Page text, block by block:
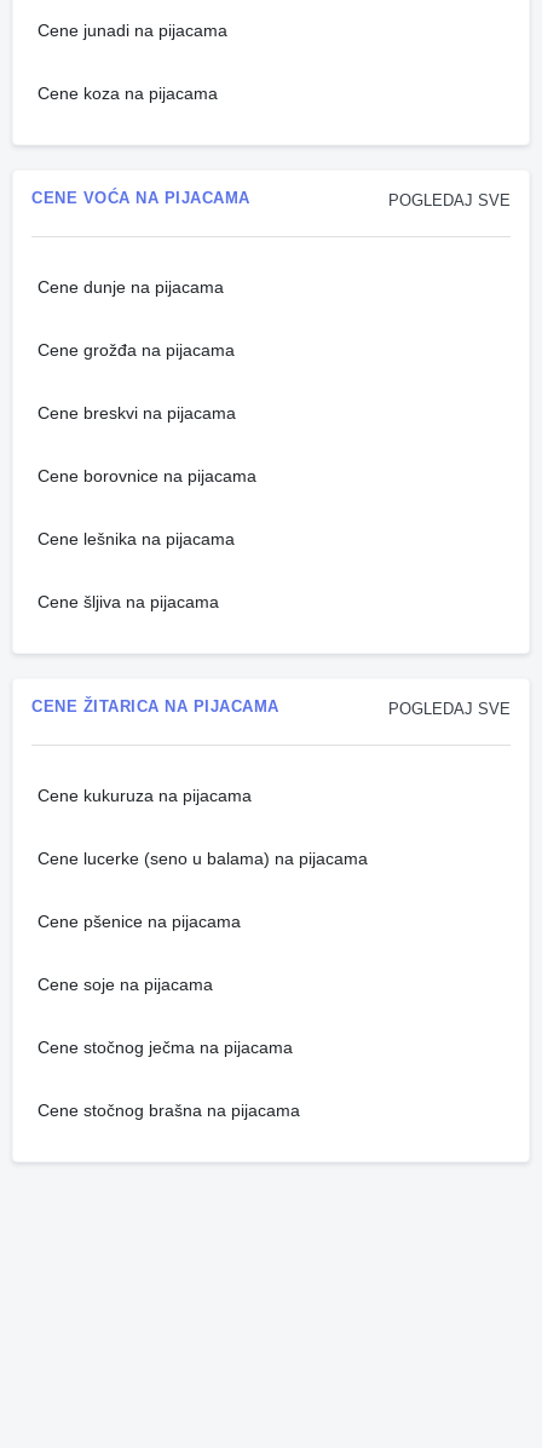
Cene junadi na pijacama
Cene koza na pijacama
POGLEDAJ SVE
CENE VOĆA NA PIJACAMA
Cene dunje na pijacama
Cene grožđa na pijacama
Cene breskvi na pijacama
Cene borovnice na pijacama
Cene lešnika na pijacama
Cene šljiva na pijacama
POGLEDAJ SVE
CENE ŽITARICA NA PIJACAMA
Cene kukuruza na pijacama
Cene lucerke (seno u balama) na pijacama
Cene pšenice na pijacama
Cene soje na pijacama
Cene stočnog ječma na pijacama
Cene stočnog brašna na pijacama